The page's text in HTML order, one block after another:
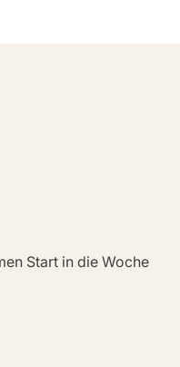
Start in die Woche